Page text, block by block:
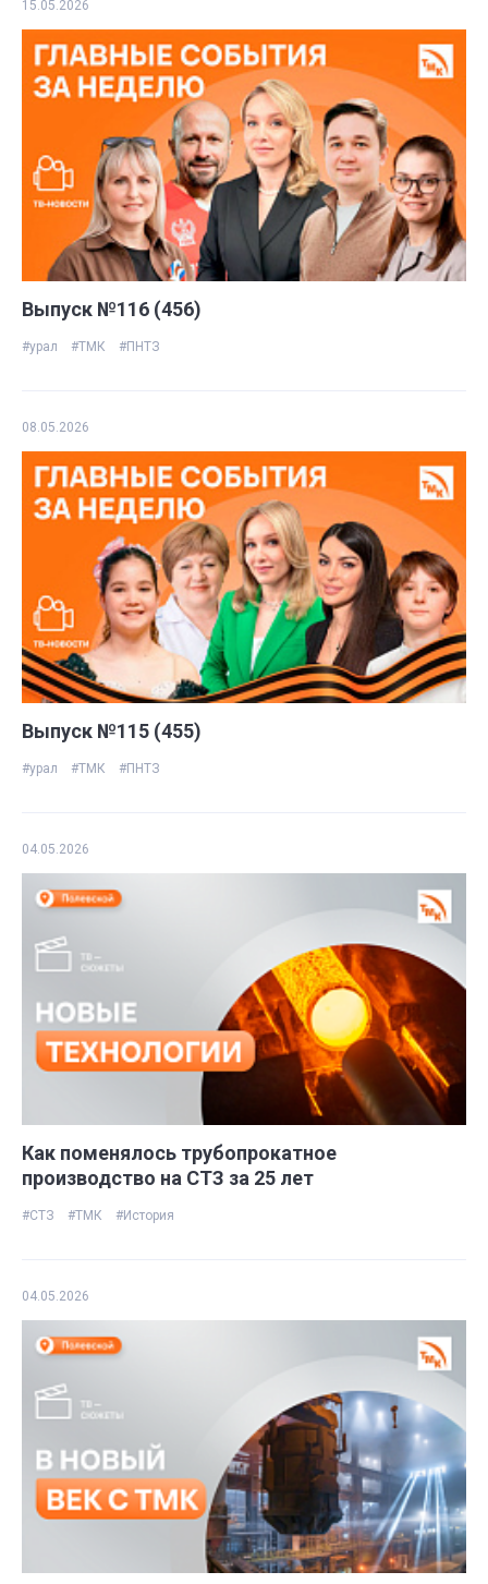
15.05.2026
Выпуск №116 (456)
#урал #ТМК #ПНТЗ
08.05.2026
Выпуск №115 (455)
#урал #ТМК #ПНТЗ
04.05.2026
Как поменялось трубопрокатное
производство на СТЗ за 25 лет
#СТЗ #ТМК #История
04.05.2026